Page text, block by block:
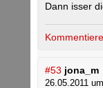
Dann isser
#53 jona_m
26.05.2011